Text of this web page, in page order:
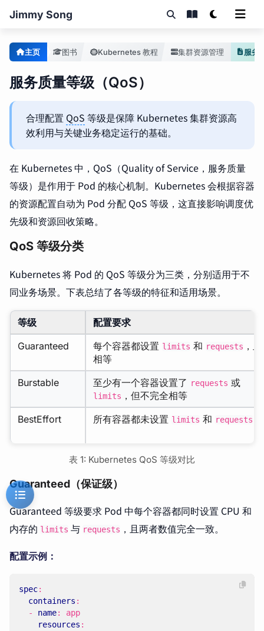
Jimmy Song
主页 图书 Kubernetes 教程 集群资源管理 服务
服务质量等级（QoS）
合理配置 QoS 等级是保障 Kubernetes 集群资源高
效利用与关键业务稳定运行的基础。
在 Kubernetes 中，QoS（Quality of Service，服务质量
等级）是作用于 Pod 的核心机制。Kubernetes 会根据容器
的资源配置自动为 Pod 分配 QoS 等级，这直接影响调度优
先级和资源回收策略。
QoS 等级分类
Kubernetes 将 Pod 的 QoS 等级分为三类，分别适用于不
同业务场景。下表总结了各等级的特征和适用场景。
等级
配置要求
Guaranteed
每个容器都设置 limits 和 requests ，
相等
Burstable
至少有一个容器设置了 requests 或
limits ，但不完全相等
BestEffort
所有容器都未设置 limits 和 requests
表 1: Kubernetes QoS 等级对比
Guaranteed（保证级）
Guaranteed 等级要求 Pod 中每个容器都同时设置 CPU 和
内存的 limits 与 requests ，且两者数值完全一致。
配置示例：
spec:
containers :
- name:
app
resources :